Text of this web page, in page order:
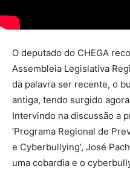
O deputado do CHEGA
Assembleia Legislativa
da palavra ser recente, o
antiga, tendo surgido
Intervindo na discussão a
‘Programa Regional de
e Cyberbullying’, José
uma cobardia e o